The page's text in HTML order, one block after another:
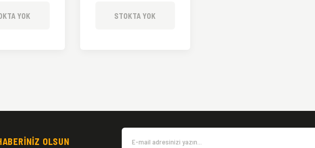
YOK STOKTA YOK
OLSUN